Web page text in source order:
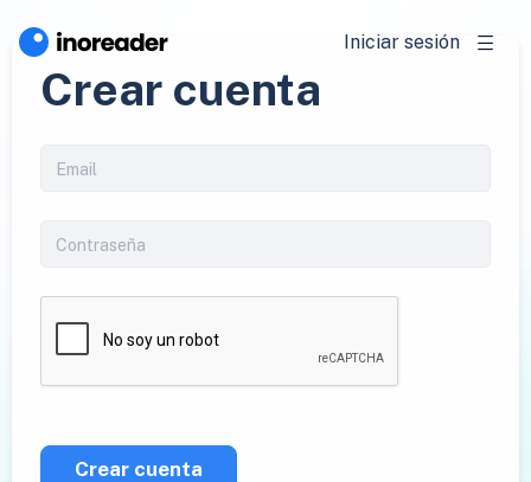
Iniciar sesión
Crear cuenta
Crear cuenta